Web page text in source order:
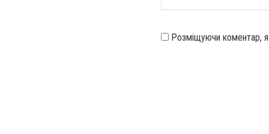
Розміщуючи коментар,